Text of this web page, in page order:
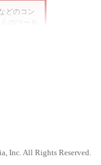
どのコン
のツール
Inc. All Rights Reserved.